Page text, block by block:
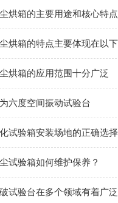
烘箱的主要用途和核心特点
烘箱的应用范围十分广泛
为六度空间振动试验台
试验箱安装场地的正确选择
试验箱如何维护保养？